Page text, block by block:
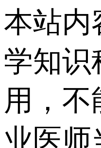
本站内
学知识
用，不
业医师